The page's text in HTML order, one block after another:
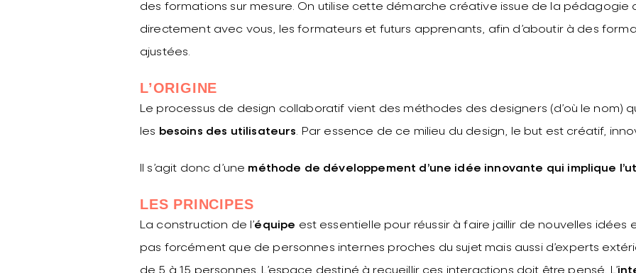
des formations sur mesure. On utilise cette démarche créative issue de la
directement avec vous, les formateurs et futurs apprenants, afin d’aboutir à des
ajustées.
L’ORIGINE
Le processus de design collaboratif vient des méthodes des designers (d’où le nom)
les besoins des utilisateurs. Par essence de ce milieu du design, le but est créatif,
Il s’agit donc d’une méthode de développement d’une idée innovante qui implique
LES PRINCIPES
La construction de l’équipe est essentielle pour réussir à faire jaillir de nouvelles idées
pas forcément que de personnes internes proches du sujet mais aussi d’experts